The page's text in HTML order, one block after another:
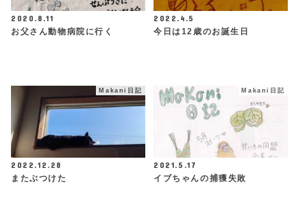
2020.8.11
お父さん動物病院に行く
2022.4.5
今日は12歳のお誕生日
Makani日記
2022.12.28
またぶつけた
Makani日記
2021.5.17
イブちゃんの捕獲失敗